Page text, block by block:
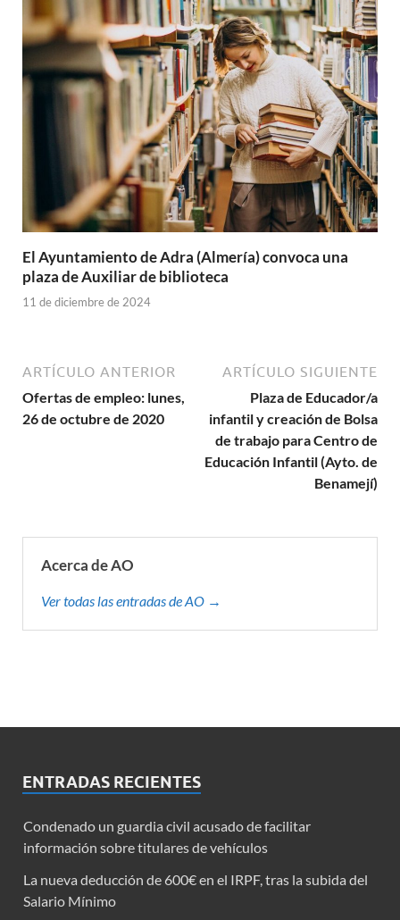
El Ayuntamiento de Adra (Almería) convoca una
plaza de Auxiliar de biblioteca
11 de diciembre de 2024
ARTÍCULO ANTERIOR
Ofertas de empleo: lunes,
26 de octubre de 2020
ARTÍCULO SIGUIENTE
Plaza de Educador/a
infantil y creación de Bolsa
de trabajo para Centro de
Educación Infantil (Ayto. de
Benamejí)
Acerca de AO
Ver todas las entradas de AO →
ENTRADAS RECIENTES
Condenado un guardia civil acusado de facilitar
información sobre titulares de vehículos
La nueva deducción de 600€ en el IRPF, tras la subida del
Salario Mínimo